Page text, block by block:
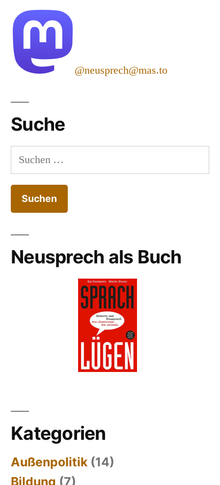
@neusprech@mas.to
Suche
Suchen
nach:
Neusprech als Buch
Kategorien
Außenpolitik (14)
Bildung (7)